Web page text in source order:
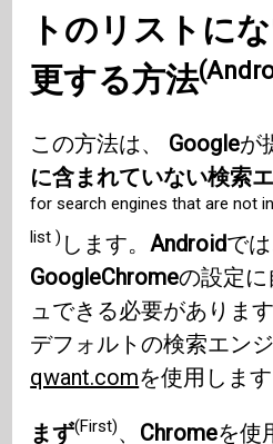
トのリストに
更する方法
この方法は、 Googleが
に含まれていない検索
for search engines that are not
list ) します。 Androidで
GoogleChromeの設定
ュできる必要がありま
デフォルトの検索エン
qwant.comを使用します
まず(First)、 Chromeを使